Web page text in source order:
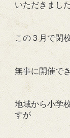
いただきまし
この３月で閉
無事に開催で
地域から小学
すが